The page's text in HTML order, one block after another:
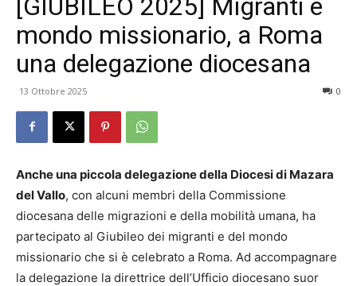
[GIUBILEO 2025] Migranti e
mondo missionario, a Roma
una delegazione diocesana
13 Ottobre 2025 0
Anche una piccola delegazione della Diocesi di Mazara
del Vallo, con alcuni membri della Commissione
diocesana delle migrazioni e della mobilità umana, ha
partecipato al Giubileo dei migranti e del mondo
missionario che si è celebrato a Roma. Ad accompagnare
la delegazione la direttrice dell’Ufficio diocesano suor